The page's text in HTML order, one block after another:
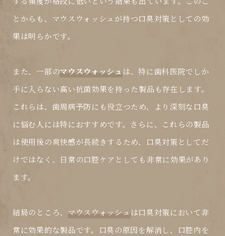
とからも、 マウスウォッシュが持つ口臭対策としての効
果は明らかです。
また、一部のマウスウォッシュ は、特に歯科医院でしか
手に入らない高い抗菌効果を持った製品も存在します。
これらは、歯周病予防にも役立つため、より深刻な口臭
に悩む人には特におすすめです。さらに、これらの製品
は使用後の爽快感が長続きするため、口臭対策としてだ
けではなく、日常の口腔ケアとしても非常に効果があり
ます。
結局のところ、 マウスウォッシュ は口臭対策において非
常に効果的な製品です。口臭の原因を解消し、口腔内を